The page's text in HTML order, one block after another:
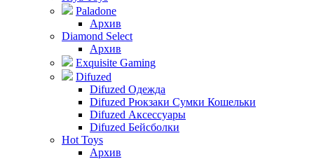
Paladone
Архив
Diamond Select
Архив
Exquisite Gaming
Difuzed
Difuzed Одежда
Difuzed Рюкзаки Сумки Кошельки
Difuzed Аксессуары
Difuzed Бейсболки
Hot Toys
Архив